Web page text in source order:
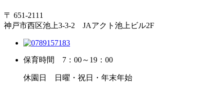
〒 651-2111
神戸市西区池上3-3-2 JAアクト池上ビル2F
保育時間 7：00～19：00
休園日 日曜・祝日・年末年始